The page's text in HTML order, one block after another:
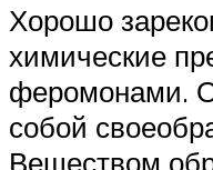
Хорошо
химические
феромонами.
собой
Веществом